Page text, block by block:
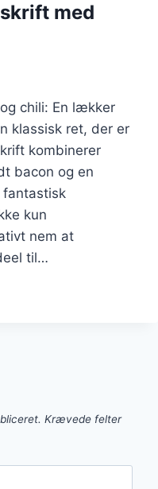
med
chili: En lækker
klassisk ret, der er
kombinerer
bacon og en
fantastisk
kun
nem at
til…
Krævede felter